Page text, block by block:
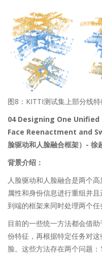
图8：KITTI测试集上部分线
04 Designing One
Face Reenactment and
脸驱动和人脸融合框架）- 徐
背景介绍：
人脸驱动和人脸融合是两个
属性和身份信息进行重组并
到端的框架来同时处理两个任
目前的一些统一方法都会借
份特征，再根据特定任务对
脸。这些方法存在两个问题